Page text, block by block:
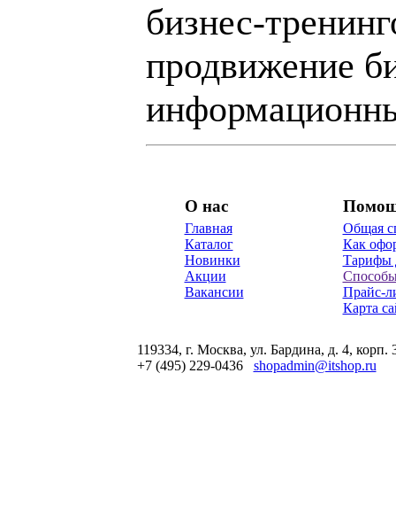
бизнес-
продвижение
О нас
Главная
Каталог
Новинки
Акции
Вакансии
Общая
Как
Тарифы
Прайс-
Карта
119334, г. Москва, ул. Бардина, д. 4, корп.
+7 (495) 229-0436 shopadmin@itshop.ru